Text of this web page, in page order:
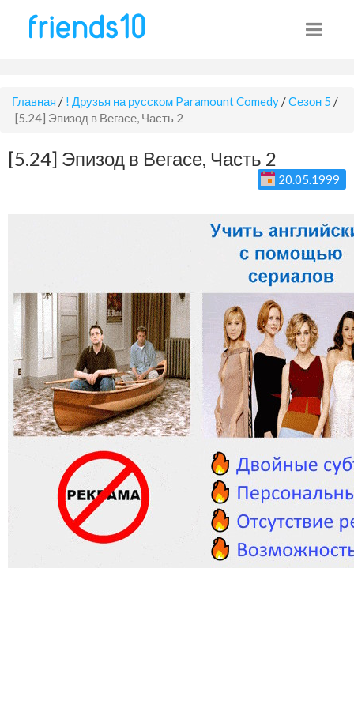
Главная / ! Друзья на русском Paramount Comedy /Сезон 5 /
[5.24] Эпизод в Вегасе, Часть 2
[5.24] Эпизод в Вегасе, Часть 2
20.05.1999